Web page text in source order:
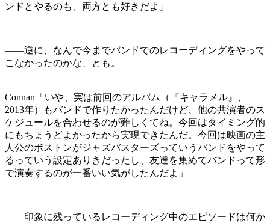
ンドとやるのも、両方とも好きだよ」
――逆に、なんで今までバンドでのレコーディングをやって
こなかったのかな、とも。
Connan「いや、実は前回のアルバム（『キャラメル』、
2013年）もバンドで作りたかったんだけど、他の共演者のス
ケジュールを合わせるのが難しくてね。今回はタイミング的
にもちょうどよかったから実現できたんだ。今回は映画の主
人公のボストンがジャズバスターズっていうバンドをやって
るっていう設定ありきだったし、友達を集めてバンドって形
で演奏するのが一番いい気がしたんだよ」
――印象に残っているレコーディング中のエピソードは何か